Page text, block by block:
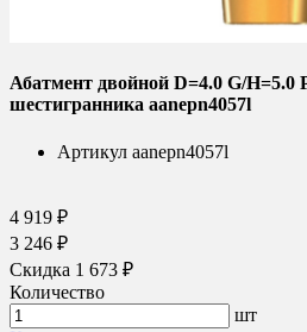
Абатмент двойной D=4.0 G/H=5.0
шестигранника aanepn4057l
Артикул aanepn4057l
4 919 ₽
3 246 ₽
Скидка 1 673 ₽
Количество
шт